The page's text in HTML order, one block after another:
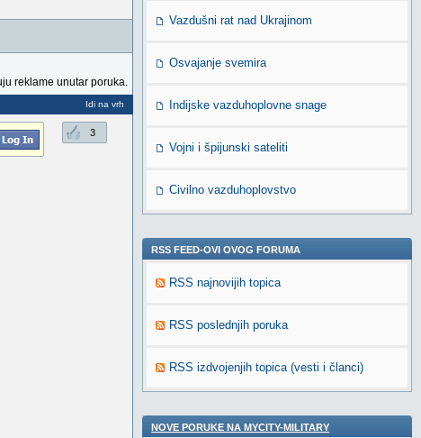
reklame unutar poruka.
Idi na vrh
3
Vazdušni rat nad Ukrajinom
Osvajanje svemira
Indijske vazduhoplovne snage
Vojni i špijunski sateliti
Civilno vazduhoplovstvo
RSS FEED-OVI OVOG FORUMA
RSS najnovijih topica
RSS poslednjih poruka
RSS izdvojenjih topica (vesti i članci)
NOVE PORUKE NA MYCITY-MILITARY